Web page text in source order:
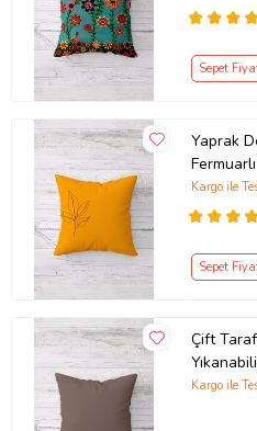
Sepet
Yaprak
Dekoratif
Kargo ile
Sepet
Çift
Kırlent
Kargo ile